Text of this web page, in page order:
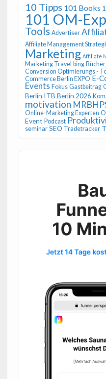
10 Tipps 101 Books
101 OM-
Tools Advertiser
Affiliate Management
Marketing Affiliate
Marketing Travel bing Bücher
Conversion Optimierungs -
Commerce Berlin EXPO E-
Events Fokus Gastbeitrag
Berlin ITB Berlin 2026
motivation
Online-Marketing Experten
Event Podcast
seminar SEO Tradetracker